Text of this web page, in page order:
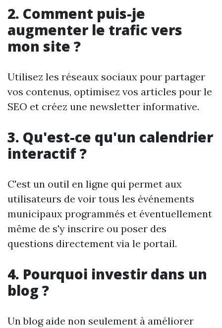
2. Comment puis-je
augmenter le trafic vers
mon site ?
Utilisez les réseaux sociaux pour partager
vos contenus, optimisez vos articles pour le
SEO et créez une newsletter informative.
3. Qu'est-ce qu'un calendrier
interactif ?
C'est un outil en ligne qui permet aux
utilisateurs de voir tous les événements
municipaux programmés et éventuellement
même de s'y inscrire ou poser des
questions directement via le portail.
4. Pourquoi investir dans un
blog ?
Un blog aide non seulement à améliorer